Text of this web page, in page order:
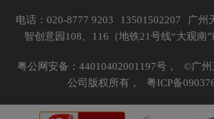
电话：020-8777 9203 13501502207
广州
智创意园108、116（地铁21号线“大观南”
粤公网安备：44010402001197号，
©广州
公司版权所有，
粤ICP备